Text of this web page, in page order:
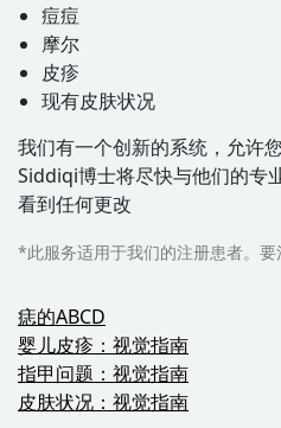
痘痘
摩尔
皮疹
现有皮肤状况
我们有一个创新的系统，允许
Siddiqi博士将尽快与他们的专
看到任何更改
*此服务适用于我们的注册患者。要
痣的ABCD
婴儿皮疹：视觉指南
指甲问题：视觉指南
皮肤状况：视觉指南